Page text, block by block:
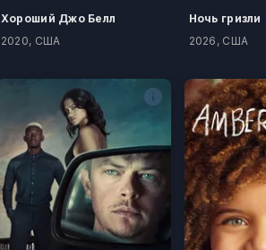
Хороший Джо Белл
2020, США
Ночь гризли
2026, США